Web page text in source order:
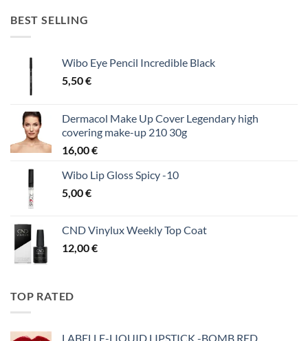
BEST SELLING
Wibo Eye Pencil Incredible Black
5,50€
Dermacol Make Up Cover Legendary high
covering make-up 210 30g
16,00€
Wibo Lip Gloss Spicy -10
5,00€
CND Vinylux Weekly Top Coat
12,00€
TOP RATED
LABELLE-LIQUID LIPSTICK -BOMB RED